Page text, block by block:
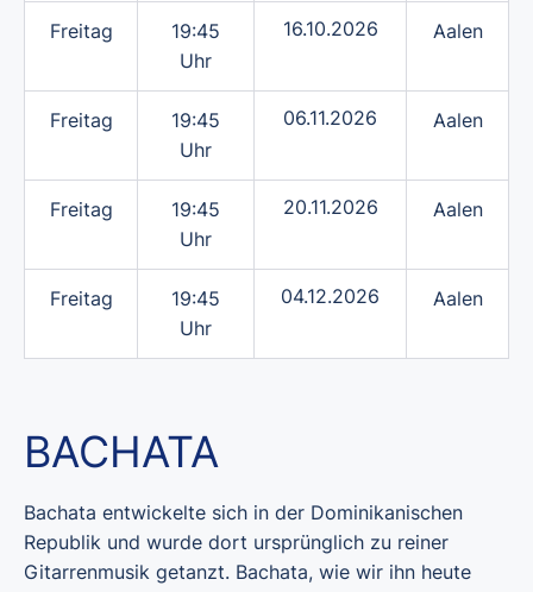
Freitag
19:45
Uhr
16.10.2026 Aalen
Freitag
19:45
Uhr
06.11.2026 Aalen
Freitag
19:45
Uhr
20.11.2026 Aalen
Freitag
19:45
Uhr
04.12.2026 Aalen
BACHATA
Bachata entwickelte sich in der Dominikanischen
Republik und wurde dort ursprünglich zu reiner
Gitarrenmusik getanzt. Bachata, wie wir ihn heute